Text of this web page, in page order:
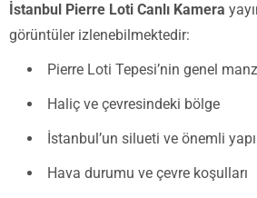
İstanbul Pierre Loti Canlı Kamera
görüntüler izlenebilmektedir:
Pierre Loti Tepesi’nin genel
Haliç ve çevresindeki bölge
İstanbul’un silueti ve önemli
Hava durumu ve çevre koşulları